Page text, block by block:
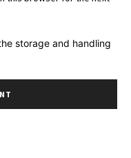
storage and handling